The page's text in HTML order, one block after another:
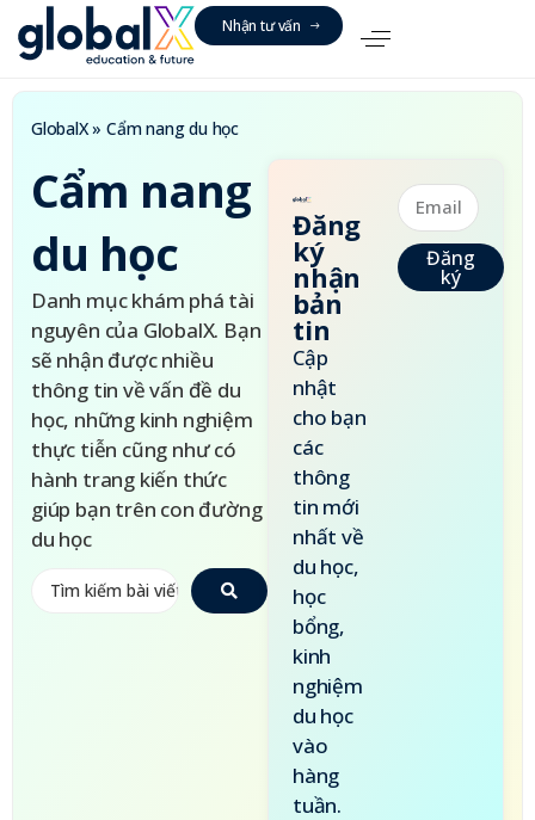
Nhận tưvấn
GlobalX»Cẩm nang du học
Cẩm nang
du học
Danh mục khám phá tài
nguyên của GlobalX. Bạn
sẽ nhận được nhiều
thông tin về vấn đề du
học, những kinh nghiệm
thực tiễn cũng như có
hành trang kiến thức
giúp bạn trên con đường
du học
Đăng
ký
nhận
bản
tin
Cập
nhật
cho bạn
các
thông
tin mới
nhất về
du học,
học
bổng,
kinh
nghiệm
du học
vào
hàng
tuần.
Đăng
ký